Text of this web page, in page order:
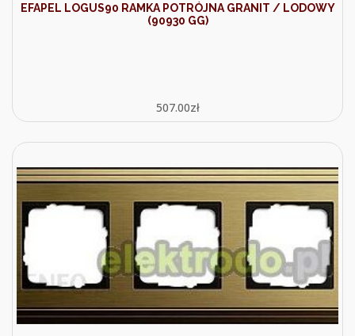
EFAPEL LOGUS90 RAMKA POTRÓJNA GRANIT / LODOWY
(90930 GG)
507.00zł